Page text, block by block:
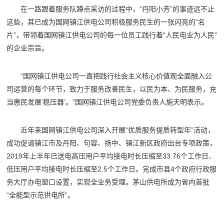
在一路跟着服务队蹲点采访的过程中，“丹阳小芳”的事迹远不止
这些，其已成为国网镇江供电公司积极服务民生的一张闪亮的“名
片”，带领着国网镇江供电公司的每一位员工践行着“人民电业为人民”
的企业宗旨。
“国网镇江供电公司一直把践行社会主义核心价值观全面融入公
司运营的每个环节，致力于服务改善民生，以民为本、为民服务，充
当惠民发展‘稳压器’。”国网镇江供电公司党委负责人施天明表示。
近年来国网镇江供电公司深入开展“优质服务提质转型年”活动，
成功促请镇江市及丹阳、句容、扬中、镇江新区政府出台专项政策，
2019年上半年已送电高压用户平均接电时长压缩至33.76个工作日、
低压用户平均接电时长压缩至2.5个工作日。完成市县4个政府行政服
务大厅办电窗口设置，实现全业务受理。茅山供电所成为省内首批
“全能型示范供电所”。